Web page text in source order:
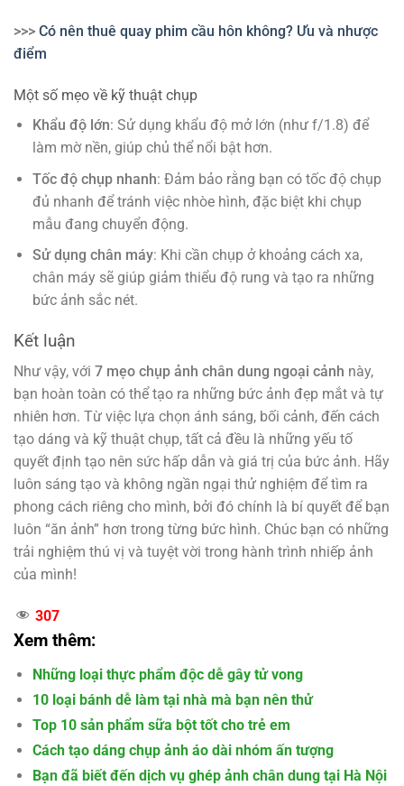
>>> Có nên thuê quay phim cầu hôn không? Ưu và nhược
điểm
Một số mẹo về kỹ thuật chụp
Khẩu độ lớn: Sử dụng khẩu độ mở lớn (như f/1.8) để
làm mờ nền, giúp chủ thể nổi bật hơn.
Tốc độ chụp nhanh: Đảm bảo rằng bạn có tốc độ chụp
đủ nhanh để tránh việc nhòe hình, đặc biệt khi chụp
mẫu đang chuyển động.
Sử dụng chân máy: Khi cần chụp ở khoảng cách xa,
chân máy sẽ giúp giảm thiểu độ rung và tạo ra những
bức ảnh sắc nét.
Kết luận
Như vậy, với 7 mẹo chụp ảnh chân dung ngoại cảnh này,
bạn hoàn toàn có thể tạo ra những bức ảnh đẹp mắt và tự
nhiên hơn. Từ việc lựa chọn ánh sáng, bối cảnh, đến cách
tạo dáng và kỹ thuật chụp, tất cả đều là những yếu tố
quyết định tạo nên sức hấp dẫn và giá trị của bức ảnh. Hãy
luôn sáng tạo và không ngần ngại thử nghiệm để tìm ra
phong cách riêng cho mình, bởi đó chính là bí quyết để bạn
luôn “ăn ảnh” hơn trong từng bức hình. Chúc bạn có những
trải nghiệm thú vị và tuyệt vời trong hành trình nhiếp ảnh
của mình!
307
Xem thêm:
Những loại thực phẩm độc dễ gây tử vong
10 loại bánh dễ làm tại nhà mà bạn nên thử
Top 10 sản phẩm sữa bột tốt cho trẻ em
Cách tạo dáng chụp ảnh áo dài nhóm ấn tượng
Bạn đã biết đến dịch vụ ghép ảnh chân dung tại Hà Nội